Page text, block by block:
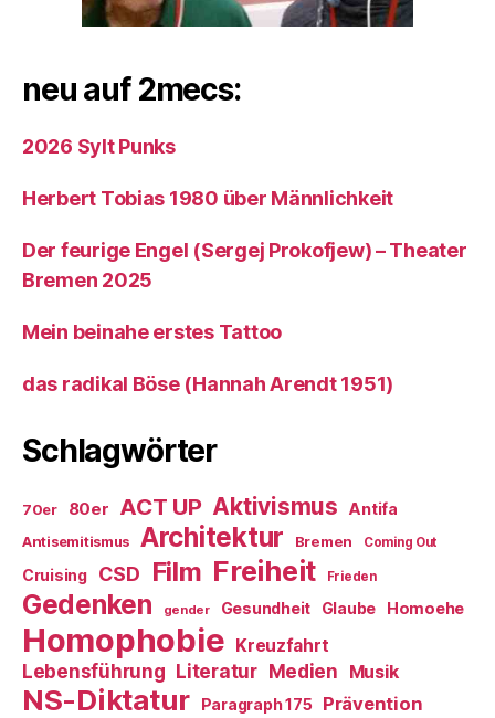
neu auf 2mecs:
2026 Sylt Punks
Herbert Tobias 1980 über Männlichkeit
Der feurige Engel (Sergej Prokofjew) – Theater
Bremen 2025
Mein beinahe erstes Tattoo
das radikal Böse (Hannah Arendt 1951)
Schlagwörter
70er 80er ACT UP Aktivismus Antifa
Antisemitismus Architektur Bremen Coming Out
Cruising CSD Film Freiheit Frieden
Gedenken gender Gesundheit Glaube Homoehe
Homophobie Kreuzfahrt
Lebensführung Literatur Medien Musik
NS-Diktatur Paragraph 175
Prävention